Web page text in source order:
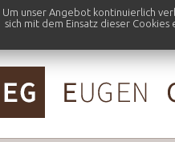
Um unser Angebot kontinuierlich
sich mit dem Einsatz dieser